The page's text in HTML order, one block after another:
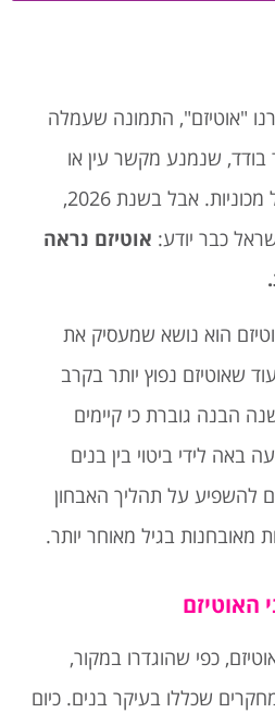
"אוטיזם", התמונה שעמלה
בודד, שנמנע מקשר עין או
מסדר שוב ושוב שורות של מכוניות. אבל בשנת 2026,
כבר יודע: אוטיזם נראה
.
הוא נושא שמעסיק את
שאוטיזם נפוץ יותר בקרב
הבנה גוברת כי קיימים
באה לידי ביטוי בין בנים
להשפיע על תהליך האבחון
מאובחנות בגיל מאוחר יותר.
האוטיזם
כפי שהוגדרו במקור,
שכללו בעיקר בנים. כיום